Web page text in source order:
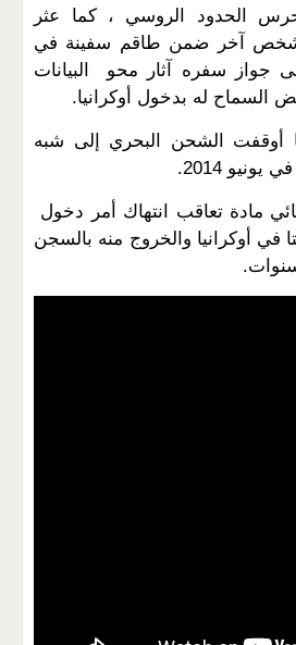
الحدود الروسي ، كما عثر
آخر ضمن طاقم سفينة في
جواز سفره آثار محو البيانات
السماح له بدخول أوكرانيا.
أوقفت الشحن البحري إلى شبه
2014.
مادة تعاقب انتهاك أمر دخول
في أوكرانيا والخروج منه بالسجن